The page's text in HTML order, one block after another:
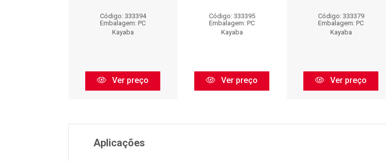
Código: 333394
Embalagem: PC
Kayaba
Ver preço
Código: 333395
Embalagem: PC
Kayaba
Ver preço
Código: 333379
Embalagem: PC
Kayaba
Ver preço
Aplicações